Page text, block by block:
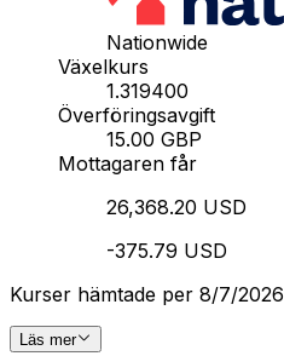
Nationwide
Växelkurs
1.319400
Överföringsavgift
15.00 GBP
Mottagaren får
26,368.20 USD
-375.79 USD
Kurser hämtade per 8/7/2026
Läs mer